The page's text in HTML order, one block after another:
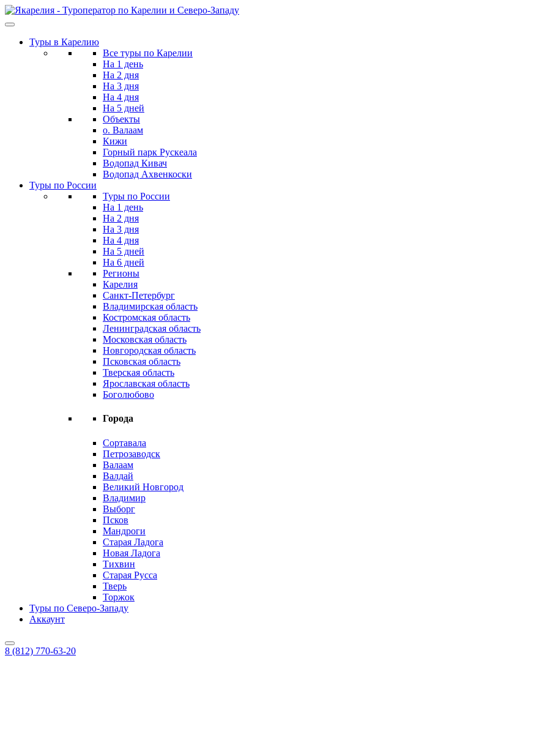
Skip
to
contentТуры в Карелию
Все туры по Карелии
На 1 день
На 2 дня
На 3 дня
На 4 дня
На 5 дней
Объекты
о. Валаам
Кижи
Горный парк Рускеала
Водопад Кивач
Водопад Ахвенкоски
Туры по России
Туры по России
На 1 день
На 2 дня
На 3 дня
На 4 дня
На 5 дней
На 6 дней
Регионы
Карелия
Санкт-Петербург
Владимирская область
Костромская область
Ленинградская область
Московская область
Новгородская область
Псковская область
Тверская область
Ярославская область
Боголюбово
Города
Сортавала
Петрозаводск
Валаам
Валдай
Великий Новгород
Владимир
Выборг
Псков
Мандроги
Старая Ладога
Новая Ладога
Тихвин
Старая Русса
Тверь
Торжок
Туры по Северо-Западу
Аккаунт
8 (812) 770-63-20